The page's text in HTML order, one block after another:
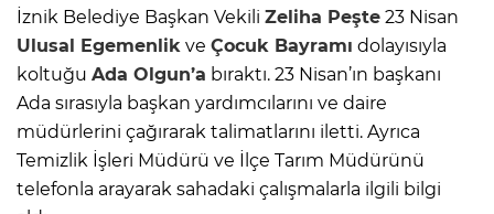
İznik Belediye Başkan Vekili Zeliha Peşte 23 Nisan
Ulusal Egemenlik ve Çocuk Bayramı dolayısıyla
koltuğu Ada Olgun’a bıraktı. 23 Nisan’ın başkanı
Ada sırasıyla başkan yardımcılarını ve daire
müdürlerini çağırarak talimatlarını iletti. Ayrıca
Temizlik İşleri Müdürü ve İlçe Tarım Müdürünü
telefonla arayarak sahadaki çalışmalarla ilgili bilgi